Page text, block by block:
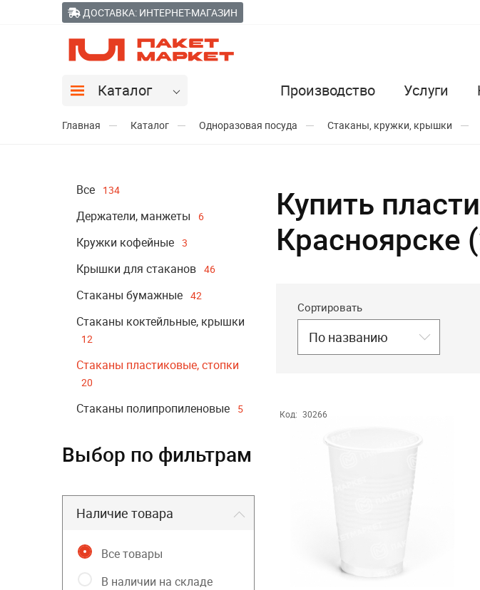
ДОСТАВКА: ИНТЕРНЕТ-МАГАЗИН
Каталог Производство Услуги
Главная Каталог Одноразовая посуда Стаканы, кружки, крышки
Все 134
Держатели, манжеты 6
Кружки кофейные 3
Крышки для стаканов 46
Стаканы бумажные 42
Стаканы коктейльные, крышки
12
Стаканы пластиковые, стопки
20
Стаканы полипропиленовые 5
Выбор по фильтрам
Наличие товара
Все товары
В наличии на складе
Купить
Красноярске
Сортировать
По названию
Код: 30266